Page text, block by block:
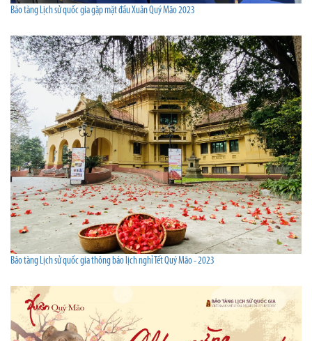
Bảo tàng Lịch sử quốc gia gặp mặt đầu Xuân Quý Mão 2023
Bảo tàng Lịch sử quốc gia thông báo lịch nghỉ Tết Quý Mão - 2023